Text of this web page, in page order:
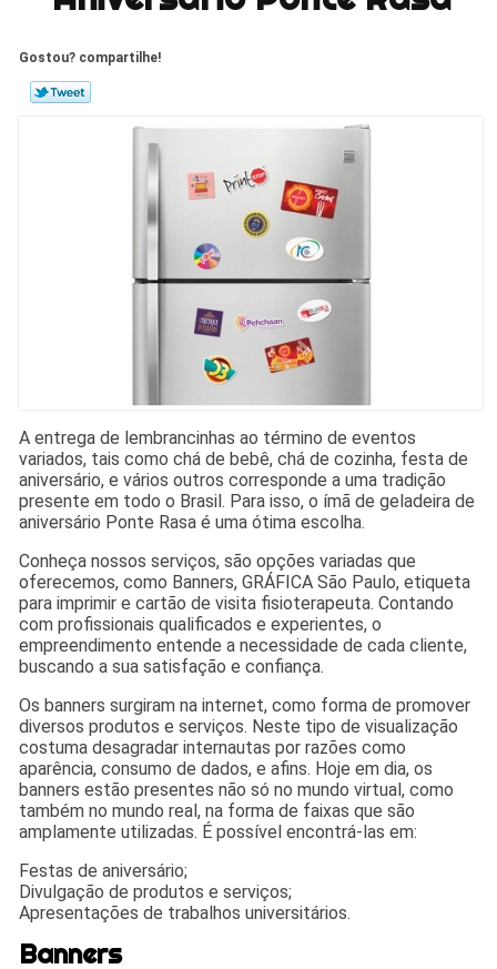
Gostou? compartilhe!
A entrega de lembrancinhas ao término de eventos
variados, tais como chá de bebê, chá de cozinha, festa de
aniversário, e vários outros corresponde a uma tradição
presente em todo o Brasil. Para isso, o ímã de geladeira de
aniversário Ponte Rasa é uma ótima escolha.
Conheça nossos serviços, são opções variadas que
oferecemos, como Banners, GRÁFICA São Paulo, etiqueta
para imprimir e cartão de visita fisioterapeuta. Contando
com profissionais qualificados e experientes, o
empreendimento entende a necessidade de cada cliente,
buscando a sua satisfação e confiança.
Os banners surgiram na internet, como forma de promover
diversos produtos e serviços. Neste tipo de visualização
costuma desagradar internautas por razões como
aparência, consumo de dados, e afins. Hoje em dia, os
banners estão presentes não só no mundo virtual, como
também no mundo real, na forma de faixas que são
amplamente utilizadas. É possível encontrá-las em:
Festas de aniversário;
Divulgação de produtos e serviços;
Apresentações de trabalhos universitários.
Banners